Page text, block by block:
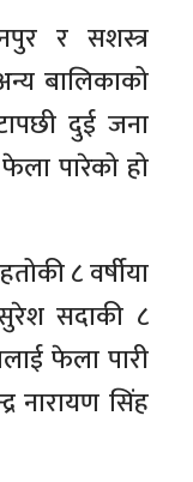
र सशस्त्र
बालिकाको
दुई जना
पारेको हो
८ वर्षीया
सदाकी ८
फेला पारी
नारायण सिंह